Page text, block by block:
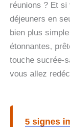
réunions ? Et si
déjeuners en
bien plus
étonnantes,
touche sucrée-
vous allez
5 signes